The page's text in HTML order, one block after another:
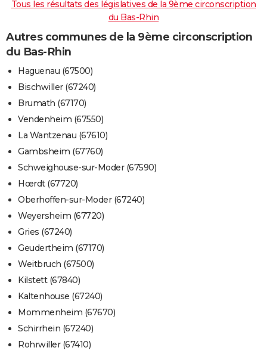
Tous les résultats des législatives de la 9ème circonscription
du Bas-Rhin
Autres communes de la 9ème circonscription
du Bas-Rhin
Haguenau (67500)
Bischwiller (67240)
Brumath (67170)
Vendenheim (67550)
La Wantzenau (67610)
Gambsheim (67760)
Schweighouse-sur-Moder (67590)
Hœrdt (67720)
Oberhoffen-sur-Moder (67240)
Weyersheim (67720)
Gries (67240)
Geudertheim (67170)
Weitbruch (67500)
Kilstett (67840)
Kaltenhouse (67240)
Mommenheim (67670)
Schirrhein (67240)
Rohrwiller (67410)